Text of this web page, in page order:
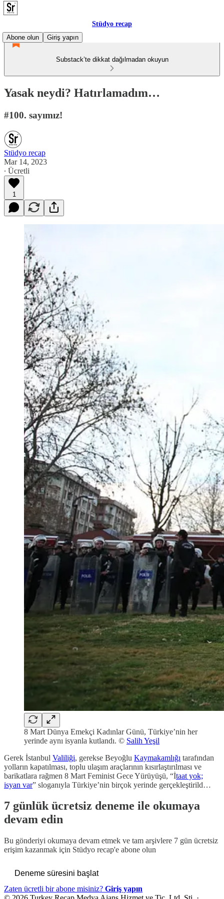
Stüdyo recap
Abone olun
Giriş yapın
Substack’te dikkat dağılmadan okuyun
Yasak neydi? Hatırlamadım…
#100. sayımız!
Stüdyo recap
Mar 14, 2023
∙ Ücretli
1
8 Mart Dünya Emekçi Kadınlar Günü, Türkiye’nin her
yerinde aynı isyanla kutlandı. © Salih Yeşil
Gerek İstanbul Valiliği, gerekse Beyoğlu Kaymakamlığı tarafından
yolların kapatılması, toplu ulaşım araçlarının kısırlaştırılması ve
barikatlara rağmen 8 Mart Feminist Gece Yürüyüşü, “İtaat yok;
isyan var” sloganıyla Türkiye’nin birçok yerinde gerçekleştirild…
7 günlük ücretsiz deneme ile okumaya
devam edin
Bu gönderiyi okumaya devam etmek ve tam arşivlere 7 gün ücretsiz
erişim kazanmak için Stüdyo recap'e abone olun
Deneme süresini başlat
Zaten ücretli bir abone misiniz? Giriş yapın